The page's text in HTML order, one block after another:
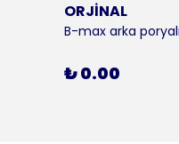
ORJİNAL
₺ 0.00